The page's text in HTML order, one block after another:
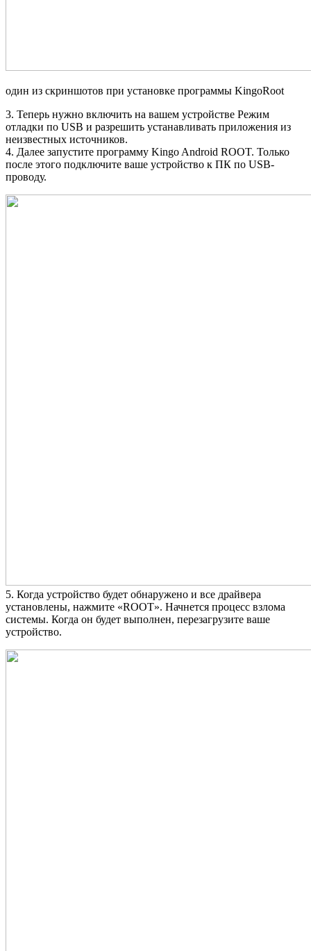
один из скриншотов при установке программы KingoRoot
3. Теперь нужно включить на вашем устройстве Режим
отладки по USB и разрешить устанавливать приложения из
неизвестных источников.
4. Далее запустите программу Kingo Android ROOT. Только
после этого подключите ваше устройство к ПК по USB-
проводу.
5. Когда устройство будет обнаружено и все драйвера
установлены, нажмите «ROOT». Начнется процесс взлома
системы. Когда он будет выполнен, перезагрузите ваше
устройство.